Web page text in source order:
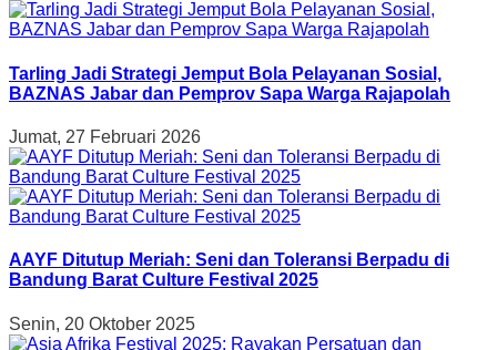
Tarling Jadi Strategi Jemput Bola Pelayanan Sosial,
BAZNAS Jabar dan Pemprov Sapa Warga Rajapolah
Jumat, 27 Februari 2026
AAYF Ditutup Meriah: Seni dan Toleransi Berpadu di
Bandung Barat Culture Festival 2025
Senin, 20 Oktober 2025